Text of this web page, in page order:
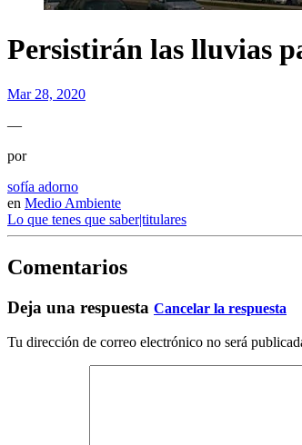
Persistirán las lluvias
Mar 28, 2020
—
por
sofía adorno
en Medio Ambiente
Lo que tenes que saber|titulares
Comentarios
Deja una respuesta Cancelar la respuesta
Tu dirección de correo electrónico no será